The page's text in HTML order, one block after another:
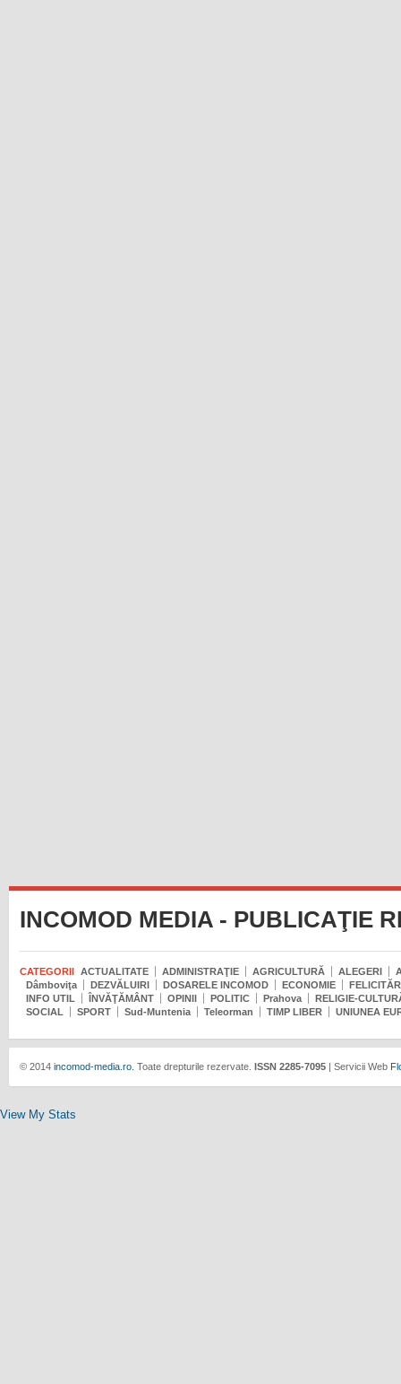
INCOMOD MEDIA - PUBLICAŢIE
CATEGORII ACTUALITATE ADMINISTRAŢIE AGRICULTURĂ ALEGERI
Dâmboviţa
DEZVĂLUIRI DOSARELE INCOMOD ECONOMIE
INFO UTIL
ÎNVĂŢĂMÂNT OPINII POLITIC Prahova
RELIGIE-
SOCIAL
SPORT Sud-Muntenia Teleorman TIMP LIBER UNIUNEA
© 2014incomod-media.ro. Toate drepturile rezervate. ISSN 2285-7095| Servicii Web
View My Stats